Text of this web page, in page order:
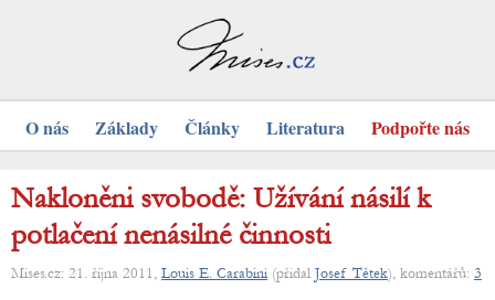
O nás Základy Články Literatura Podpořte nás
Nakloněni svobodě: Užívání násilí k
potlačení nenásilné činnosti
Mises.cz: 21. října 2011, Louis E. Carabini (přidal Josef Tětek), komentářů: 3